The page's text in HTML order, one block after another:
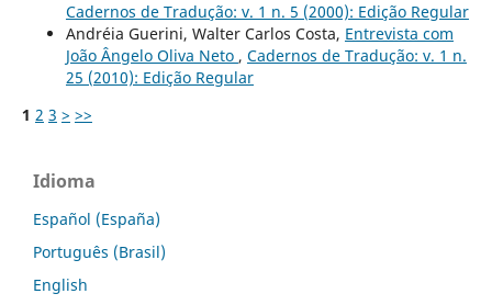
Cadernos de Tradução: v. 1 n. 5 (2000): Edição Regular
Andréia Guerini, Walter Carlos Costa, Entrevista com
João Ângelo Oliva Neto , Cadernos de Tradução: v. 1 n.
25 (2010): Edição Regular
1 2 3 > >>
Idioma
Español (España)
Português (Brasil)
English